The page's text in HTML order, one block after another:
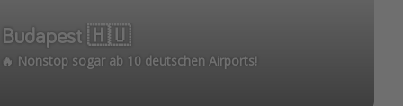
Budapest 🇭🇺
Nonstop sogar ab 10 deutschen Airports!